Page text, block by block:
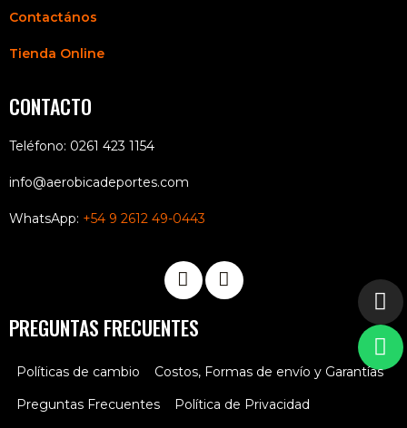
Contactános
Tienda Online
CONTACTO
Teléfono: 0261 423 1154
info@aerobicadeportes.com
WhatsApp: +54 9 2612 49-0443
PREGUNTAS FRECUENTES
Políticas de cambio
Costos, Formas de envío y Garantías
Preguntas Frecuentes
Política de Privacidad